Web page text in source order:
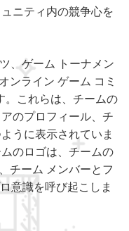
ニティ内の競争心を
、ゲーム トーナメン
ンライン ゲーム コミ
。これらは、チームの
のプロフィール、チ
うに表示されていま
のロゴは、チームの
チーム メンバーとフ
意識を呼び起こしま